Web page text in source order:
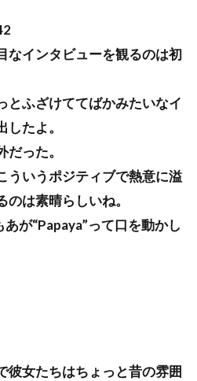
なインタビューを観るのは初
とふざけててばかみたいなイ
たよ。
った。
ういうポジティブで熱意に溢
は素晴らしいね。
が“Papaya”って口を動かし
彼女たちはちょっと昔の雰囲